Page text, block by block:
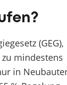
(GEG),
mindestens
in